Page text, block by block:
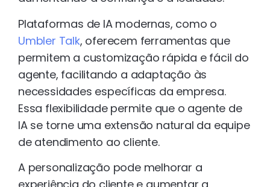
Plataformas de IA modernas, como o
Umbler Talk, oferecem ferramentas que
permitem a customização rápida e fácil do
agente, facilitando a adaptação às
necessidades específicas da empresa.
Essa flexibilidade permite que o agente de
IA se torne uma extensão natural da equipe
de atendimento ao cliente.
A personalização pode melhorar a